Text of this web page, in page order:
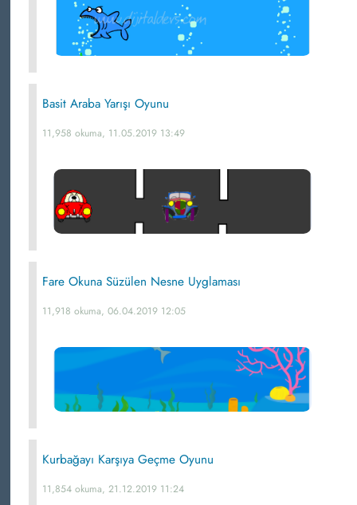
Basit Araba Yarışı Oyunu
11,958 okuma, 11.05.2019 13:49
Fare Okuna Süzülen Nesne Uyglaması
11,918 okuma, 06.04.2019 12:05
Kurbağayı Karşıya Geçme Oyunu
11,854 okuma, 21.12.2019 11:24